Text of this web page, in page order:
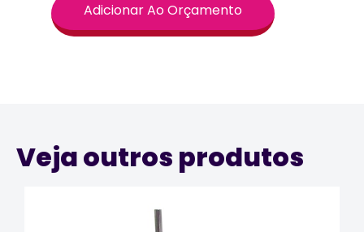
Adicionar Ao Orçamento
Veja outros produtos